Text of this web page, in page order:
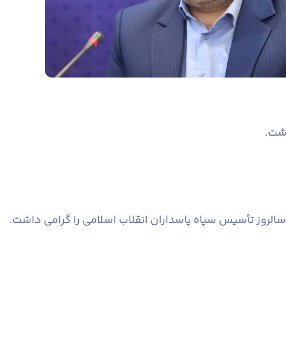
تأسیس سپاه پاسداران انقلاب اسلامی را گرامی داشت.